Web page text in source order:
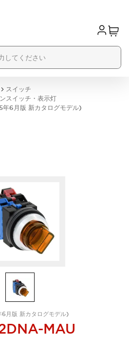
スイッチ
スイッチ・表示灯
6月版 新カタログモデル)
月版 新カタログモデル)
MAU